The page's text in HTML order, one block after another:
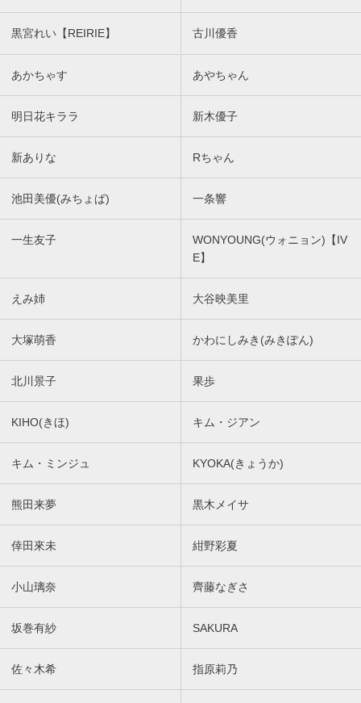
黒宮れい【REIRIE】 古川優香
あかちゃす あやちゃん
明日花キララ 新木優子
新ありな Rちゃん
池田美優(みちょぱ) 一条響
一生友子
WONYOUNG(ウォニョン)【IV
E】
えみ姉 大谷映美里
大塚萌香 かわにしみき(みきぽん)
北川景子 果歩
KIHO(きほ) キム・ジアン
キム・ミンジュ KYOKA(きょうか)
熊田来夢 黒木メイサ
倖田來未 紺野彩夏
小山璃奈 齊藤なぎさ
坂巻有紗 SAKURA
佐々木希 指原莉乃